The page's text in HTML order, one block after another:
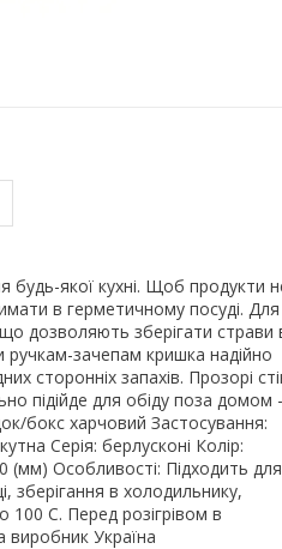
будь-якої кухні. Щоб продукти
в герметичному посуді. Для
дозволяють зберігати страви
ручкам-зачепам кришка надійно
сторонніх запахів. Прозорі
підійде для обіду поза домом
бокс харчовий Застосування:
Серія: берлусконі Колір:
Особливості: Підходить для
зберігання в холодильнику,
100 С. Перед розігрівом в
виробник Україна